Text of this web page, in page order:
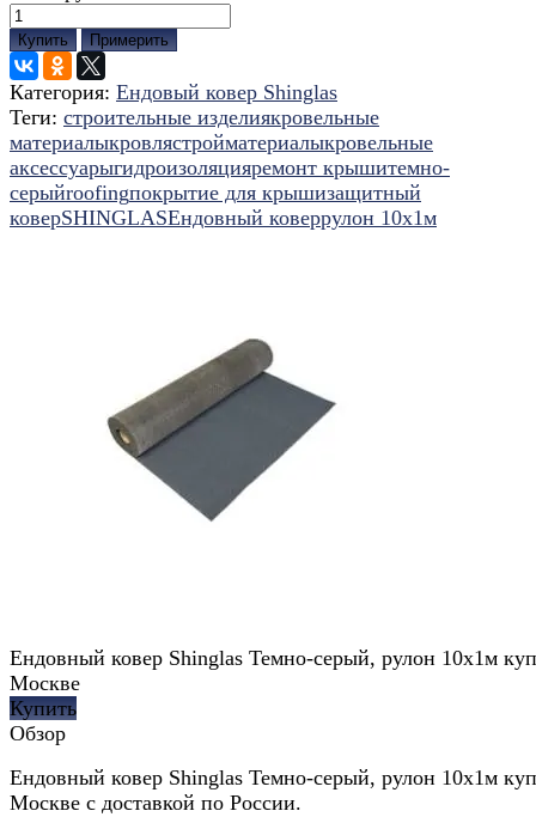
Купить Примерить
Категория: Ендовый ковер Shinglas
Теги: строительные изделиякровельные
материалыкровлястройматериалыкровельные
аксессуарыгидроизоляцияремонт крышитемно-
серыйroofingпокрытие для крышизащитный
коверSHINGLASЕндовный коверрулон 10х1м
Ендовный ковер Shinglas Темно-серый, рулон 10х1м
Москве
Купить
Обзор
Ендовный ковер Shinglas Темно-серый, рулон 10х1м
Москве с доставкой по России.